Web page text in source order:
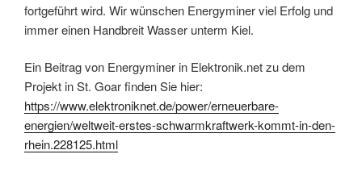
fortgeführt wird. Wir wünschen Energyminer viel Erfolg und
immer einen Handbreit Wasser unterm Kiel.
Ein Beitrag von Energyminer in Elektronik.net zu dem
Projekt in St. Goar finden Sie hier:
https://www.elektroniknet.de/power/erneuerbare-
energien/weltweit-erstes-schwarmkraftwerk-kommt-in-den-
rhein.228125.html